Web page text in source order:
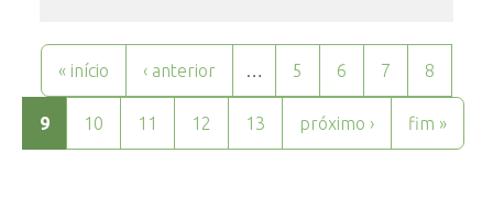
Páginas
« início ‹ anterior … 5 6 7 8
9 10 11 12 13 próximo › fim »